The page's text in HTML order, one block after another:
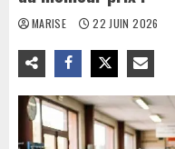
MARISE 22 JUIN 2026